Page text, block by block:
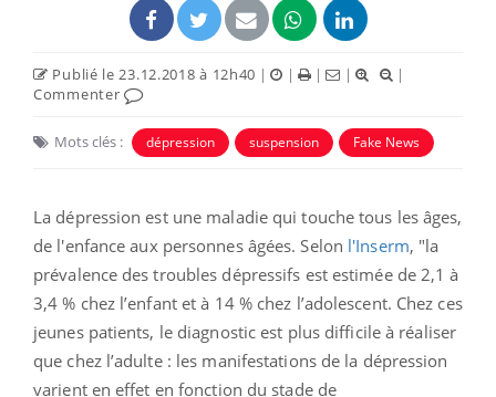
Publié le 23.12.2018 à 12h40 | | | |
|
Commenter
Mots clés : dépression suspension Fake News
La dépression est une maladie qui touche tous les âges,
de l'enfance aux personnes âgées. Selon l'Inserm, "la
prévalence des troubles dépressifs est estimée de2,1 à
3,4 % chez l’enfant et à 14 % chez l’adolescent. Chez ces
jeunes patients, le diagnostic est plus difficile à réaliser
que chez l’adulte : les manifestations de la dépression
varient en effet en fonction du stade de